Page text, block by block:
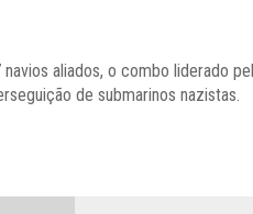
aliados, o combo liderado
de submarinos nazistas.